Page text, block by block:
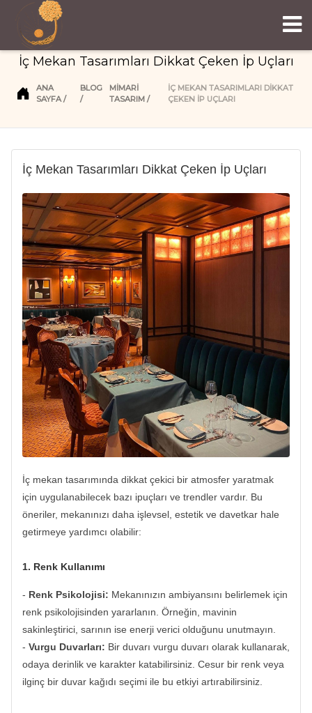
İç Mekan Tasarımları Dikkat Çeken İp Uçları
ANA
SAYFA
BLOG
MIMARI
TASARIM
İÇ MEKAN TASARIMLARI DIKKAT
ÇEKEN İP UÇLARI
İç Mekan Tasarımları Dikkat Çeken İp Uçları
İç mekan tasarımında dikkat çekici bir atmosfer yaratmak
için uygulanabilecek bazı ipuçları ve trendler vardır. Bu
öneriler, mekanınızı daha işlevsel, estetik ve davetkar hale
getirmeye yardımcı olabilir:
1. Renk Kullanımı
- Renk Psikolojisi: Mekanınızın ambiyansını belirlemek için
renk psikolojisinden yararlanın. Örneğin, mavinin
sakinleştirici, sarının ise enerji verici olduğunu unutmayın.
- Vurgu Duvarları: Bir duvarı vurgu duvarı olarak kullanarak,
odaya derinlik ve karakter katabilirsiniz. Cesur bir renk veya
ilginç bir duvar kağıdı seçimi ile bu etkiyi artırabilirsiniz.